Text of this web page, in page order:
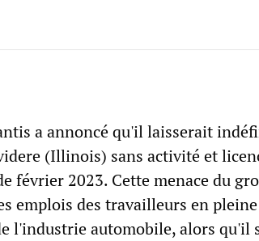
a annoncé qu'il laisserait
(Illinois) sans activité et
février 2023. Cette menace du
emplois des travailleurs en pleine
l'industrie automobile, alors qu'il